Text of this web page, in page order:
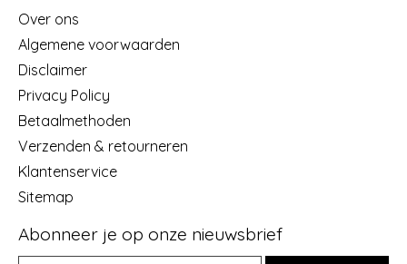
Over ons
Algemene voorwaarden
Disclaimer
Privacy Policy
Betaalmethoden
Verzenden & retourneren
Klantenservice
Sitemap
Abonneer je op onze nieuwsbrief